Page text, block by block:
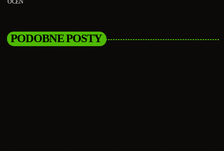
PODOBNE POSTY